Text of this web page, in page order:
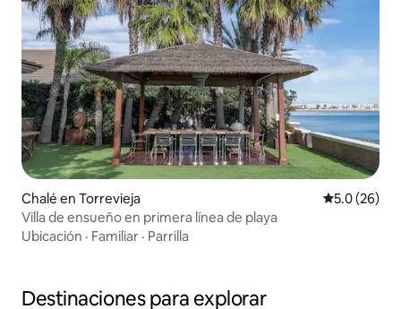
Chalé en Torrevieja Calificación
5.0 (26)
Villa de ensueño en primera línea de playa
Ubicación · Familiar · Parrilla
Destinaciones para explorar